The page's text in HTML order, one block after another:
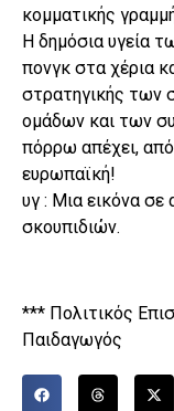
κομματικής
Η δημόσια υγεία
πονγκ στα χέρια
στρατηγικής των
ομάδων και των
πόρρω απέχει, από
ευρωπαϊκή!
υγ : Μια εικόνα σε
σκουπιδιών.
*** Πολιτικός
Παιδαγωγός